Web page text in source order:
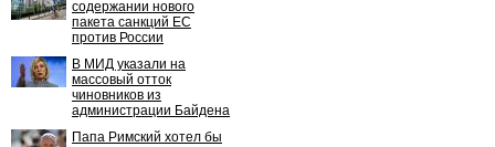
содержании нового
пакета санкций ЕС
против России
В МИД указали на
массовый отток
чиновников из
администрации Байдена
Папа Римский хотел бы